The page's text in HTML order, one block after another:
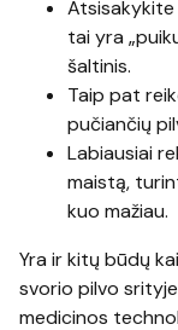
Atsisakykite
tai yra
šaltinis.
Taip pat
pučiančių
Labiausiai
maistą,
kuo mažiau.
Yra ir kitų būdų
svorio pilvo
medicinos